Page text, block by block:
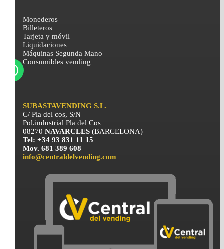
Monederos
Billeteros
Tarjeta y móvil
Liquidaciones
Máquinas Segunda Mano
Consumibles vending
SUBASTAVENDING S.L.
C/ Pla del cos, S/N
Pol.industrial Pla del Cos
08270NAVARCLES(BARCELONA)
Tel: +34 93 831 11 15
Mov. 681 389 608
info@centraldelvending.com